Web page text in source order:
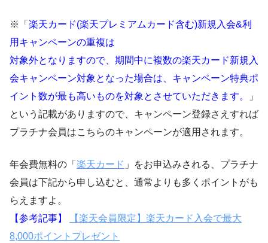
※「 楽天カード(楽天プレミアムカード含む)新規入会&利
用キャンペーンの重複は
対象外となりますので、期間中に複数の楽天カード新規入
会キャンペーン対象となった場合は、キャンペーン特典ポ
イント数が最も高いものを対象とさせていただきます。
」
という記載がありますので、キャンペーン登録さえすれば
プラチナ会員はこちらのキャンペーンが適用されます。
年会費無料の「 楽天カード 」をお申込みされる、プラチナ
会員は下記から申し込むと、通常よりも多くポイントがも
らえますよ。
【参考記事】
【楽天会員限定】楽天カード入会で最大
8,000ポイントプレゼント